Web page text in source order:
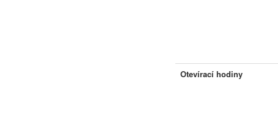
Otevírací hodiny